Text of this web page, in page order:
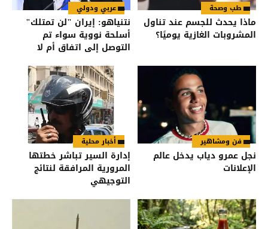
طب وصحة
ماذا يحدث للجسم عند تناول
المشروبات الغازية يوميًا؟
عربي ودولي
نتنياهو: إيران "لن تمتلك"
أسلحة نووية سواء تم
التوصل إلى اتفاق أم لا
فن ومشاهير
نجل عمرو دياب يدخل عالم
الإعلانات
أخبار محلية
إدارة السير تباشر خطتها
المرورية المرافقة لنتائج
التوجيهي